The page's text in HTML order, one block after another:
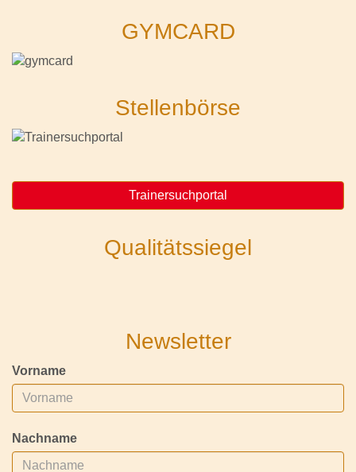
GYMCARD
Stellenbörse
Trainersuchportal
Qualitätssiegel
Newsletter
Vorname
Nachname